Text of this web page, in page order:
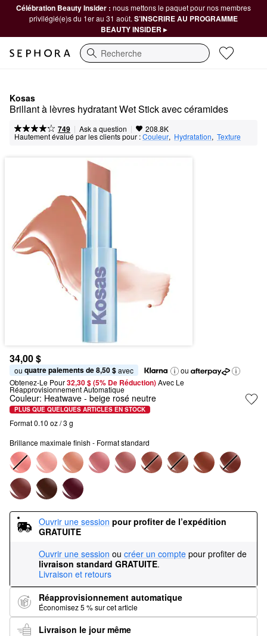
Célébration Beauty Insider : nous mettons le paquet pour nos membres
privilégié(e)s du 1er au 31 août. S’INSCRIRE AU PROGRAMME
BEAUTY INSIDER ▸
Recherche
Kosas
Brillant à lèvres hydratant Wet Stick avec céramides
749 | Ask a question | 208.8K
Hautement évalué par les clients pour :Couleur, Hydratation, Texture
34,00 $
ou quatre paiements de 8,50 $ avec
ou
Obtenez-Le Pour32,30 $ (5% De Réduction) Avec Le
Réapprovisionnement Automatique
Couleur: Heatwave - beige rosé neutre
PLUS QUE QUELQUES ARTICLES EN STOCK
Format 0.10 oz / 3 g
Brillance maximale finish - Format standard
Ouvrir une session pour profiter de l’expédition
GRATUITE
Ouvrir une session ou créer un compte pour profiter de
livraison standard GRATUITE.
Livraison et retours
Réapprovisionnement automatique
Économisez 5 % sur cet article
Livraison le jour même